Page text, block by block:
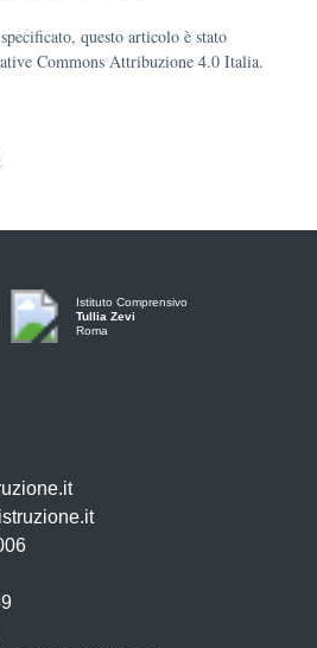
questo articolo è stato
Commons Attribuzione 4.0 Italia.
Istituto Comprensivo
Tullia Zevi
Roma